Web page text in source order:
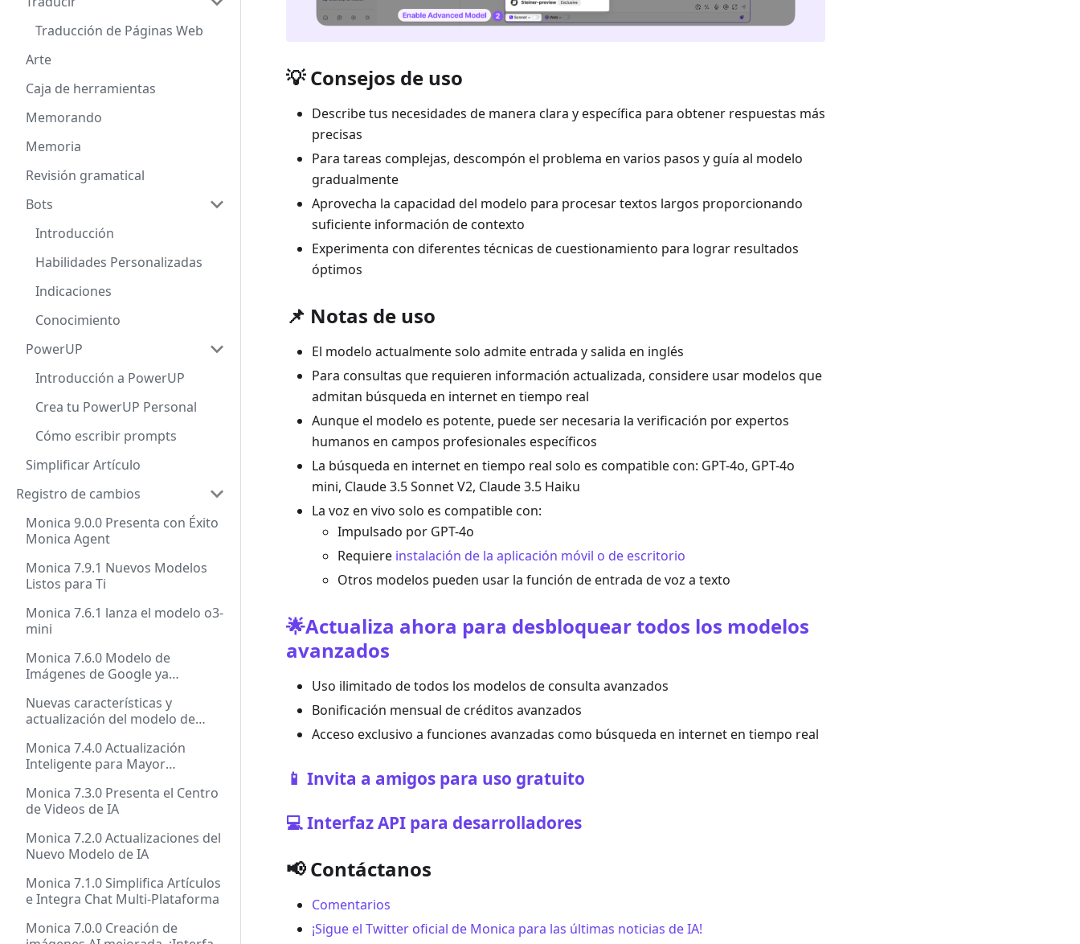
Traducción de Páginas Web
Arte
Caja de herramientas
Memorando
Memoria
Revisión gramatical
Bots
Introducción
Habilidades Personalizadas
Indicaciones
Conocimiento
PowerUP
Introducción a PowerUP
Crea tu PowerUP Personal
Cómo escribir prompts
Simplificar Artículo
Registro de cambios
Monica 9.0.0 Presenta con Éxito
Monica Agent
Monica 7.9.1 Nuevos Modelos
Listos para Ti
Monica 7.6.1 lanza el modelo o3-
mini
Monica 7.6.0 Modelo de
Imágenes de Google ya
Nuevas características y
actualización del modelo de
Monica 7.4.0 Actualización
Inteligente para Mayor
Monica 7.3.0 Presenta el Centro
de Videos de IA
Monica 7.2.0 Actualizaciones del
Nuevo Modelo de IA
Monica 7.1.0 Simplifica Artículos
e Integra Chat Multi-Plataforma
Monica 7.0.0 Creación de
💡 Consejos de uso
Describe tus necesidades de manera clara y específica para obtener respuestas más
precisas
Para tareas complejas, descompón el problema en varios pasos y guía al modelo
gradualmente
Aprovecha la capacidad del modelo para procesar textos largos proporcionando
suficiente información de contexto
Experimenta con diferentes técnicas de cuestionamiento para lograr resultados
óptimos
📌 Notas de uso
El modelo actualmente solo admite entrada y salida en inglés
Para consultas que requieren información actualizada, considere usar modelos que
admitan búsqueda en internet en tiempo real
Aunque el modelo es potente, puede ser necesaria la verificación por expertos
humanos en campos profesionales específicos
La búsqueda en internet en tiempo real solo es compatible con: GPT-4o, GPT-4o
mini, Claude 3.5 Sonnet V2, Claude 3.5 Haiku
La voz en vivo solo es compatible con:
Impulsado por GPT-4o
Requiere instalación de la aplicación móvil o de escritorio
Otros modelos pueden usar la función de entrada de voz a texto
🌟Actualiza ahora para desbloquear todos los modelos
avanzados
Uso ilimitado de todos los modelos de consulta avanzados
Bonificación mensual de créditos avanzados
Acceso exclusivo a funciones avanzadas como búsqueda en internet en tiempo real
📱 Invita a amigos para uso gratuito
💻 Interfaz API para desarrolladores
📢 Contáctanos
Comentarios
¡Sigue el Twitter oficial de Monica para las últimas noticias de IA!